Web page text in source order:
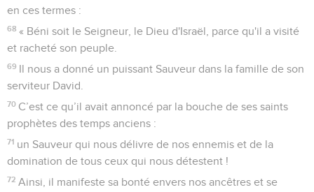
en ces termes :
68 « Béni soit le Seigneur, le Dieu d'Israël, parce qu'il a visité
et racheté son peuple.
69 Il nous a donné un puissant Sauveur dans la famille de son
serviteur David.
70 C’est ce qu’il avait annoncé par la bouche de ses saints
prophètes des temps anciens :
71 un Sauveur qui nous délivre de nos ennemis et de la
domination de tous ceux qui nous détestent !
72 Ainsi, il manifeste sa bonté envers nos ancêtres et se